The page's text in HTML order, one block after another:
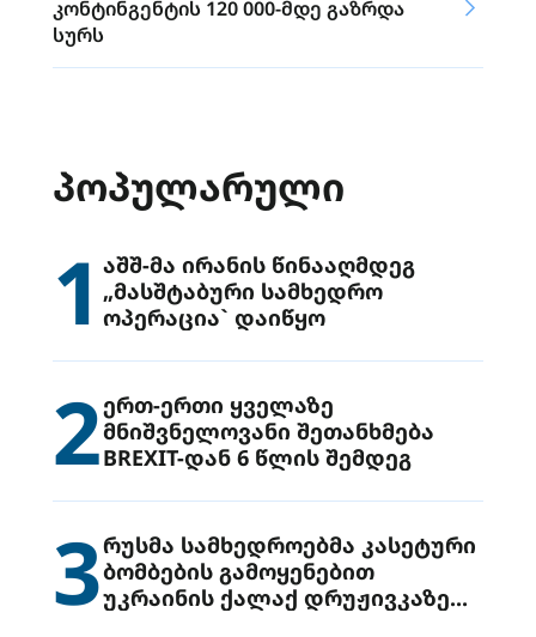
კონტინგენტის 120 000-მდე გაზრდა
სურს
ᲞᲝᲞᲣᲚᲐᲠᲣᲚᲘ
1 აშშ-მა ირანის წინააღმდეგ
„მასშტაბური სამხედრო
ოპერაცია` დაიწყო
2ერთ-ერთი ყველაზე
მნიშვნელოვანი შეთანხმება
BREXIT-დან 6 წლის შემდეგ
3რუსმა სამხედროებმა კასეტური
ბომბების გამოყენებით
უკრაინის ქალაქ დრუჟივკაზე